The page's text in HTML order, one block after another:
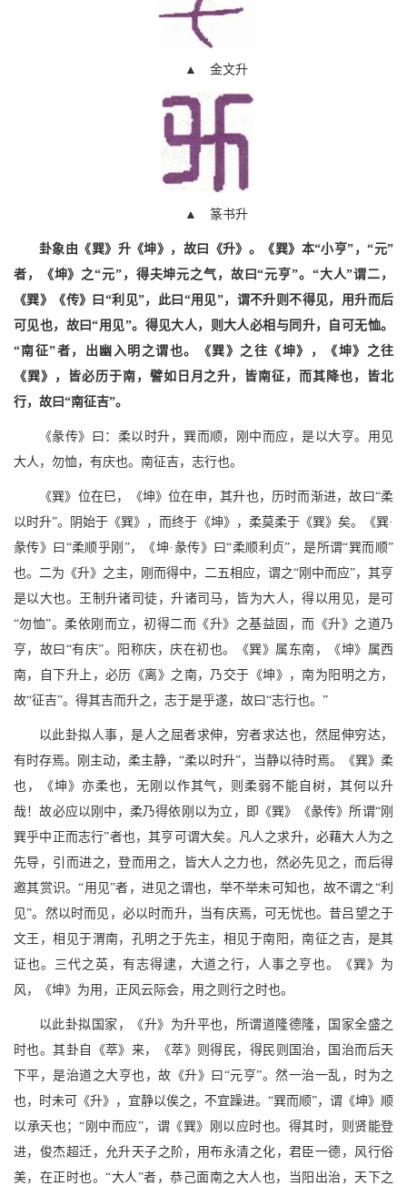
▲ 金文升
▲ 篆书升
卦象由《巽》升《坤》，故曰《升》。《巽》本“小亨”，“元”
者，《坤》之“元”，得夫坤元之气，故曰“元亨”。“大人”谓二，
《巽》《传》曰“利见”，此曰“用见”，谓不升则不得见，用升而后
可见也，故曰“用见”。得见大人，则大人必相与同升，自可无恤。
“南征”者，出幽入明之谓也。《巽》之往《坤》，《坤》之往
《巽》，皆必历于南，譬如日月之升，皆南征，而其降也，皆北
行，故曰“南征吉”。
《彖传》曰：柔以时升，巽而顺，刚中而应，是以大亨。用见
大人，勿恤，有庆也。南征吉，志行也。
《巽》位在巳，《坤》位在申，其升也，历时而渐进，故曰“柔
以时升”。阴始于《巽》，而终于《坤》，柔莫柔于《巽》矣。《巽·
彖传》曰“柔顺乎刚”，《坤·彖传》曰“柔顺利贞”，是所谓“巽而顺”
也。二为《升》之主，刚而得中，二五相应，谓之“刚中而应”，其亨
是以大也。王制升诸司徒，升诸司马，皆为大人，得以用见，是可
“勿恤”。柔依刚而立，初得二而《升》之基益固，而《升》之道乃
亨，故曰“有庆”。阳称庆，庆在初也。《巽》属东南，《坤》属西
南，自下升上，必历《离》之南，乃交于《坤》，南为阳明之方，
故“征吉”。得其吉而升之，志于是乎遂，故曰“志行也。”
以此卦拟人事，是人之屈者求伸，穷者求达也，然屈伸穷达，
有时存焉。刚主动，柔主静，“柔以时升”，当静以待时焉。《巽》柔
也，《坤》亦柔也，无刚以作其气，则柔弱不能自树，其何以升
哉！故必应以刚中，柔乃得依刚以为立，即《巽》《彖传》所谓“刚
巽乎中正而志行”者也，其亨可谓大矣。凡人之求升，必藉大人为之
先导，引而进之，登而用之，皆大人之力也，然必先见之，而后得
邀其赏识。“用见”者，进见之谓也，举不举未可知也，故不谓之“利
见”。然以时而见，必以时而升，当有庆焉，可无忧也。昔吕望之于
文王，相见于渭南，孔明之于先主，相见于南阳，南征之吉，是其
证也。三代之英，有志得逮，大道之行，人事之亨也。《巽》为
风，《坤》为用，正风云际会，用之则行之时也。
以此卦拟国家，《升》为升平也，所谓道隆德隆，国家全盛之
时也。其卦自《萃》来，《萃》则得民，得民则国治，国治而后天
下平，是治道之大亨也，故《升》曰“元亨”。然一治一乱，时为之
也，时未可《升》，宜静以俟之，不宜躁进。“巽而顺”，谓《坤》顺
以承天也；“刚中而应”，谓《巽》刚以应时也。得其时，则贤能登
进，俊杰超迁，允升天子之阶，用布永清之化，君臣一德，风行俗
美，在正时也。“大人”者，恭己面南之大人也，当阳出治，天下之